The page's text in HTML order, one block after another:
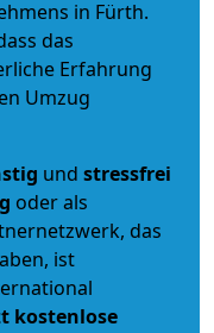
in Fürth.
das
Erfahrung
Umzug
und stressfrei
oder als
das
ist
kostenlose